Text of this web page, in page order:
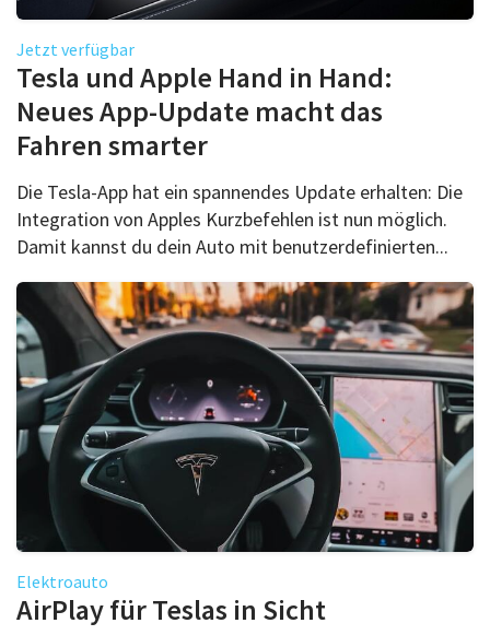
Jetzt verfügbar
Tesla und Apple Hand in Hand:
Neues App-Update macht das
Fahren smarter
Die Tesla-App hat ein spannendes Update erhalten: Die
Integration von Apples Kurzbefehlen ist nun möglich.
Damit kannst du dein Auto mit benutzerdefinierten...
Elektroauto
AirPlay für Teslas in Sicht